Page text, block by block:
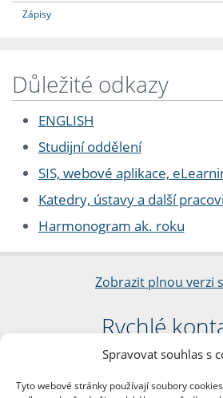
Spravovat souhlas s
Tyto webové stránky používají soubory
Zápisy
Důležité odkazy
ENGLISH
Studijní oddělení
SIS, webové aplikace,
Katedry, ústavy a další
Harmonogram ak. roku
Zobrazit plnou verzi
Rychlé
Filozofická
nám. Jana